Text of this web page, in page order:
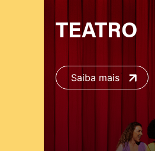
TEATRO
Saiba mais